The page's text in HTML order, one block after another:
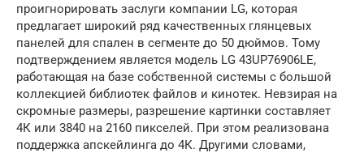
проигнорировать заслуги компании LG, которая
предлагает широкий ряд качественных глянцевых
панелей для спален в сегменте до 50 дюймов. Тому
подтверждением является модель LG 43UP76906LE,
работающая на базе собственной системы с большой
коллекцией библиотек файлов и кинотек. Невзирая на
скромные размеры, разрешение картинки составляет
4К или 3840 на 2160 пикселей. При этом реализована
поддержка апскейлинга до 4К. Другими словами,